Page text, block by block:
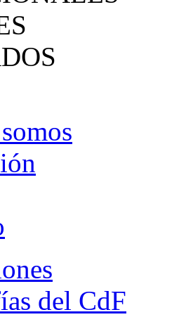
del CdF